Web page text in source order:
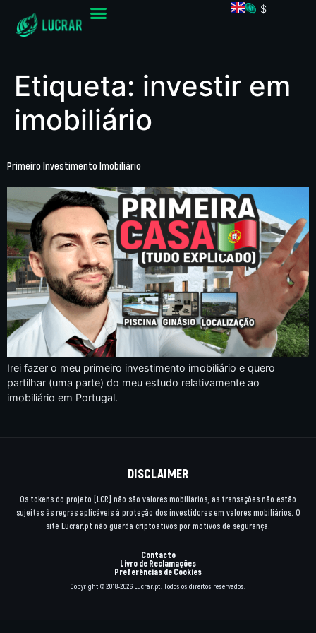
$
Etiqueta: investir em
imobiliário
Primeiro Investimento Imobiliário
Irei fazer o meu primeiro investimento imobiliário e quero
partilhar (uma parte) do meu estudo relativamente ao
imobiliário em Portugal.
DISCLAIMER
Os tokens do projeto [LCR] não são valores mobiliários; as transações não estão
sujeitas às regras aplicáveis à proteção dos investidores em valores mobiliários. O
site Lucrar.pt não guarda criptoativos por motivos de segurança.
Contacto
Livro de Reclamações
Preferências de Cookies
Copyright © 2018-2026 Lucrar.pt. Todos os direitos reservados.